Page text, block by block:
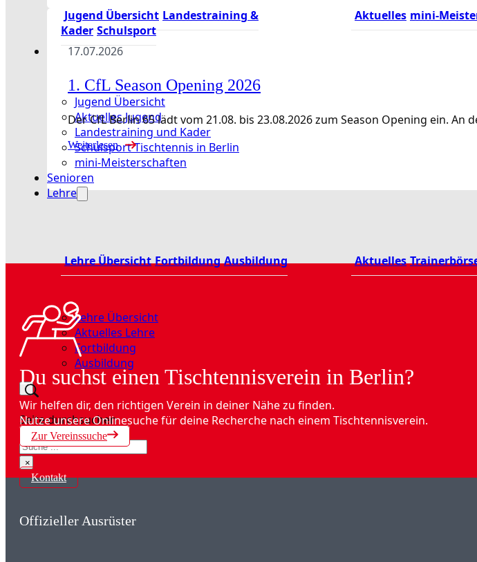
Jugend Übersicht Landestraining &
Kader Schulsport
Aktuelles mini-
Jugend Übersicht
Aktuelles Jugend
Landestraining und Kader
Schulsport Tischtennis in Berlin
mini-Meisterschaften
Senioren
Lehre
Lehre Übersicht Fortbildung Ausbildung Aktuelles
Lehre Übersicht
Aktuelles Lehre
Fortbildung
Ausbildung
Seite durchsuchen
Suchen
×
Kontakt
17.07.2026
1. CfL Season Opening 2026
Der CfL Berlin 65 lädt vom 21.08. bis 23.08.2026 zum Season Opening ein.
Weiterlesen
Du suchst einen Tischtennisverein in Berlin?
Wir helfen dir, den richtigen Verein in deiner Nähe zu finden.
Nutze unsere Onlinesuche für deine Recherche nach einem Tischtennisverein.
Zur Vereinssuche
Offizieller Ausrüster